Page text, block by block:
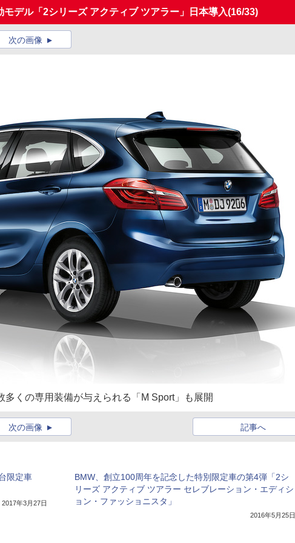
デル「2シリーズ アクティブ ツアラー」日本導入(16/33)
次の画像
くの専用装備が与えられる「M Sport」も展開
記事へ
次の画像
限定車
2017年3月27日
BMW、創立100周年を記念した特別限定車の第4弾「2シ
リーズ アクティブ ツアラー セレブレーション・エディシ
ョン・ファッショニスタ」
2016年5月25日